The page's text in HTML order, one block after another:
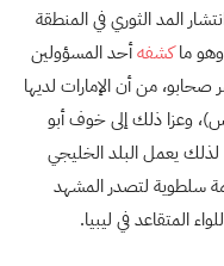
المد الثوري في المنطقة
وهو ماكشفهأحد المسؤولين
من أن الإمارات لديها
وعزا ذلك إلى خوف أبو
لذلك يعمل البلد الخليجي
سلطوية لتصدر المشهد
المتقاعد في ليبيا.